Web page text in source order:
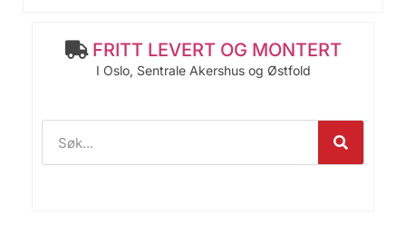
FRITT LEVERT OG MONTERT
I Oslo, Sentrale Akershus og Østfold